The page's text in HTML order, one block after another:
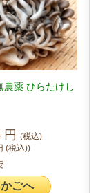
農薬 ひらたけし
円 (税込)
(税込))
ごへ